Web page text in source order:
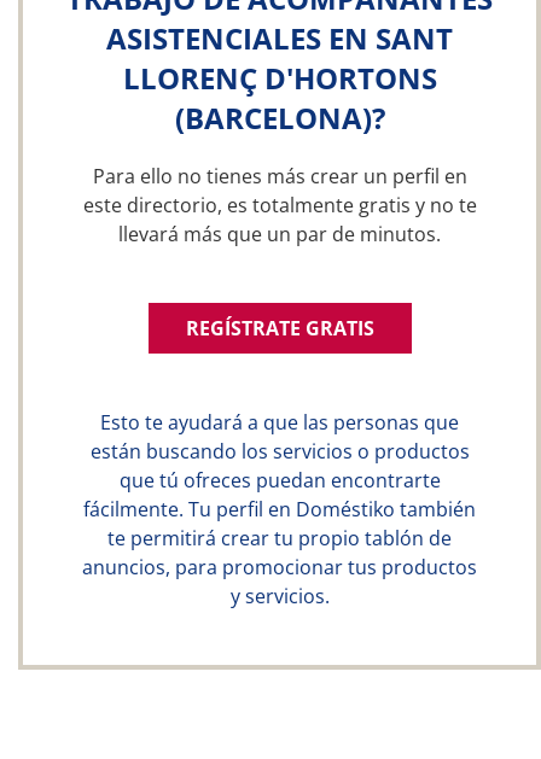
ASISTENCIALES EN SANT
LLORENÇ D'HORTONS
(BARCELONA)?
Para ello no tienes más crear un perfil en
este directorio, es totalmente gratis y no te
llevará más que un par de minutos.
REGÍSTRATE GRATIS
Esto te ayudará a que las personas que
están buscando los servicios o productos
que tú ofreces puedan encontrarte
fácilmente. Tu perfil en Doméstiko también
te permitirá crear tu propio tablón de
anuncios, para promocionar tus productos
y servicios.